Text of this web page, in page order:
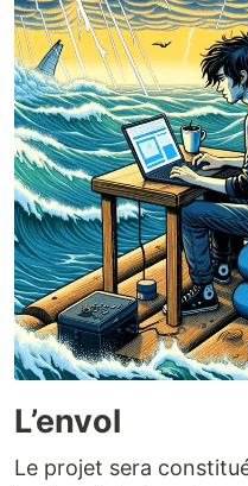
L’envol
Le projet sera